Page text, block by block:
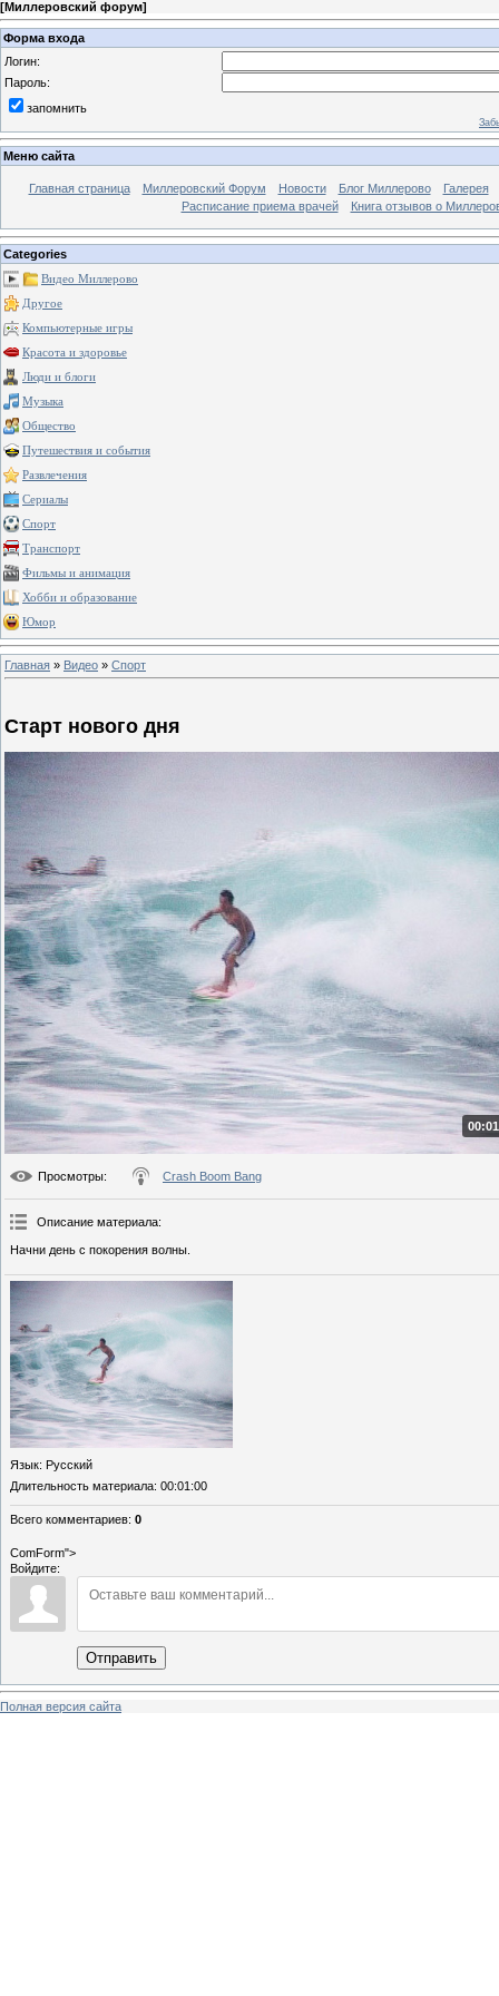
[Миллеровский форум]
Форма входа
Логин:
Пароль:
запомнить
Меню сайта
Главная страница Миллеровский Форум Новости Блог Миллерово
Галерея
Расписание приема врачей
Книга отзывов о
Categories
Видео Миллерово
Другое
Компьютерные игры
Красота и здоровье
Люди и блоги
Музыка
Общество
Путешествия и события
Развлечения
Сериалы
Спорт
Транспорт
Фильмы и анимация
Хобби и образование
Юмор
Главная » Видео » Спорт
Старт нового дня
Просмотры: Crash Boom Bang
Описание материала:
Начни день с покорения волны.
Язык: Русский
Длительность материала: 00:01:00
Всего комментариев: 0
ComForm">
Войдите:
Отправить
Полная версия сайта